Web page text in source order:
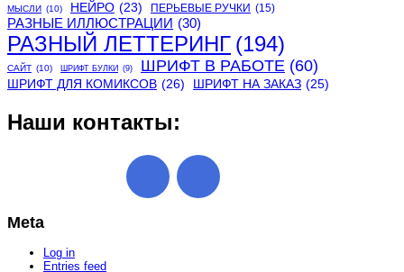
МЫСЛИ (10) НЕЙРО (23) ПЕРЬЕВЫЕ РУЧКИ (15)
РАЗНЫЕ ИЛЛЮСТРАЦИИ (30)
РАЗНЫЙ ЛЕТТЕРИНГ (194)
САЙТ (10) ШРИФТ БУЛКИ (9) ШРИФТ В РАБОТЕ (60)
ШРИФТ ДЛЯ КОМИКСОВ (26) ШРИФТ НА ЗАКАЗ (25)
Наши контакты:
Meta
Log in
Entries feed